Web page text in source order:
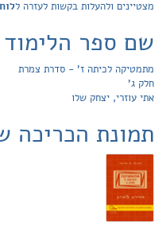
מצטיינים ולהעלות בקשות לעזרה ל
שם ספר הלימוד
מתמטיקה לכיתה ז' - סדרת צמרת
חלק ג'
אתי עוזרי, יצחק שלו
תמונת הכריכה